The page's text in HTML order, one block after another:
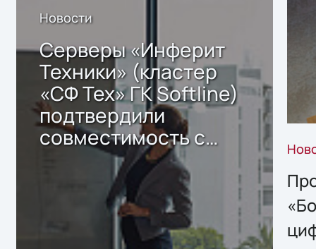
Новости
Серверы «Инферит
Техники» (кластер
«СФ Тех» ГК Softline)
подтвердили
совместимость с
решением Sharx
Storage 2.x для
хранения данных